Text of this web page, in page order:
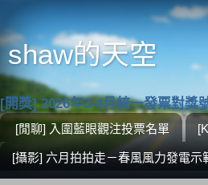
shaw的天空
[開獎] 2026年3-4月統一發票對獎
[閒聊] 入圍藍眼觀注投票名單
[攝影] 六月拍拍走－春風風力發電示